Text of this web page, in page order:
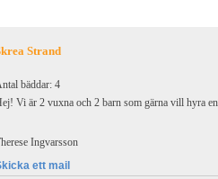
Strand
bäddar: 4
Vi är 2 vuxna och 2 barn som gärna vill hyra
Ingvarsson
ett mail